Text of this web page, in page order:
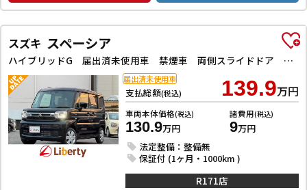
スズキ スペーシア
ハイブリッドG 届出済未使用車 禁煙車 両側スライドドア クリアランスソナー 衝突被害軽減システム オートライト LEDヘッドランプ スマートキー アイドリングストップ 電動格納ミラー ベンチシート 盗難防止システム
支払総額(税込) 139.9万円
車両本体価格(税込)
130.9万円
諸費用(税込)
9万円
法定整備：整備無
保証付 (1ヶ月・1000km )
届出済未使用車
R171店